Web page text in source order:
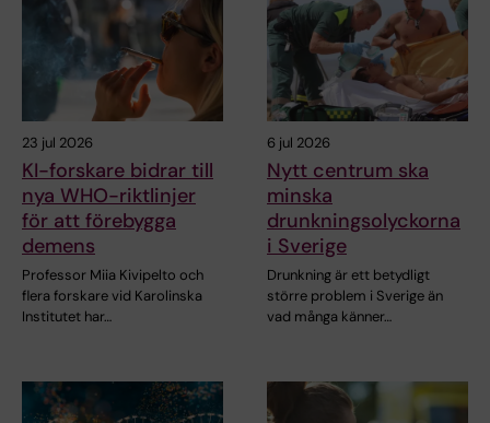
23 jul 2026
KI-forskare bidrar till
nya WHO-riktlinjer
för att förebygga
demens
Professor Miia Kivipelto och
flera forskare vid Karolinska
Institutet har…
6 jul 2026
Nytt centrum ska
minska
drunkningsolyckorna
i Sverige
Drunkning är ett betydligt
större problem i Sverige än
vad många känner…